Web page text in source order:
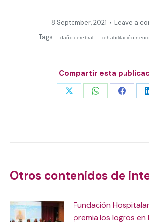
8 September, 2021
Leave a
Tags:
daño cerebral rehabilitación
Compartir esta
Share Share Share
Otros contenidos de
Fundación
premia los logros en